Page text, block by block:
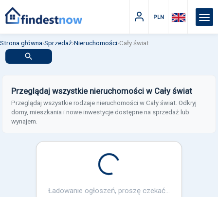
PLN
Strona główna›Sprzedaż›Nieruchomości›Cały świat
Przeglądaj wszystkie nieruchomości w Cały świat
Przeglądaj wszystkie rodzaje nieruchomości w Cały świat. Odkryj
domy, mieszkania i nowe inwestycje dostępne na sprzedaż lub
wynajem.
Loading...
Ładowanie ogłoszeń, proszę czekać...